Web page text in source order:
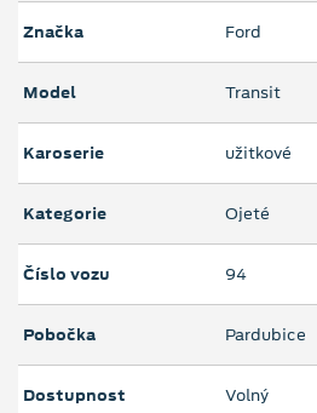
Značka Ford
Model Transit
Karoserie užitkové
Kategorie Ojeté
Číslo vozu 94
Pobočka Pardubice
Dostupnost Volný